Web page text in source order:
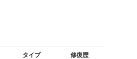
タイプ 修復歴